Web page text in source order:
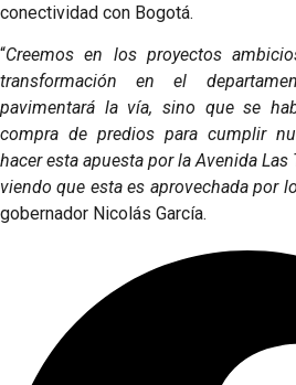
conectividad con Bogotá.
“Creemos en los proyectos
transformación en el
pavimentará la vía, sino que se
compra de predios para cumplir
hacer esta apuesta por la Avenida
viendo que esta es aprovechada por
gobernador Nicolás García.